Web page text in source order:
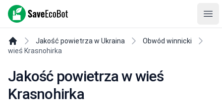
SaveEcoBot
Jakość powietrza w Ukraina
Obwód winnicki
wieś Krasnohirka
Jakość powietrza w wieś
Krasnohirka